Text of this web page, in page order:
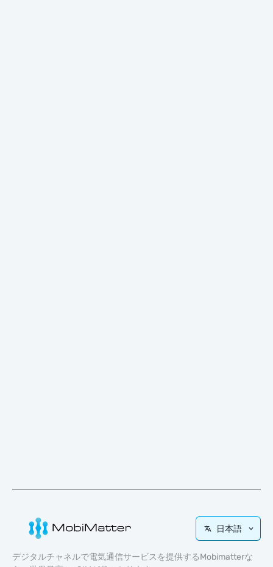
日本語
デジタルチャネルで電気通信サービスを提供するMobimatterな